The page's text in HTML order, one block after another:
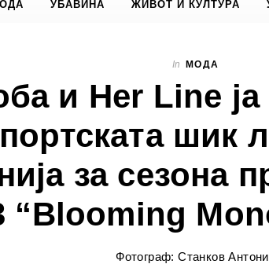
УБАВИНА ЖИВОТ И КУЛТУРА
In МОДА
и Her Line
шик
за сезона
“Blooming
Фотограф: Станков